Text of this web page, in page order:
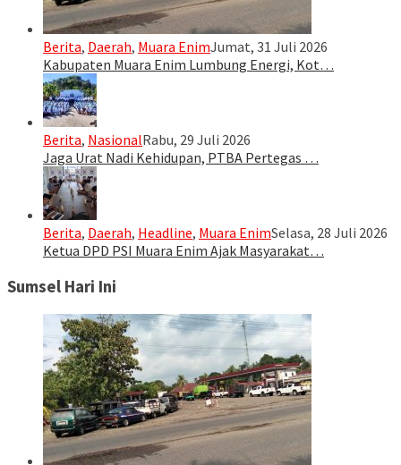
Berita, Daerah, Muara EnimJumat, 31 Juli 2026
Kabupaten Muara Enim Lumbung Energi, Kot…
Berita, NasionalRabu, 29 Juli 2026
Jaga Urat Nadi Kehidupan, PTBA Pertegas …
Berita, Daerah, Headline, Muara EnimSelasa, 28 Juli 2026
Ketua DPD PSI Muara Enim Ajak Masyarakat…
Sumsel Hari Ini